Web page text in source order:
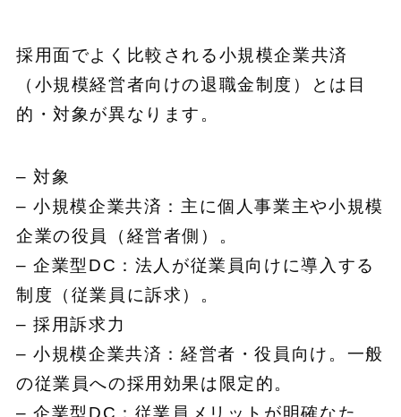
採用面でよく比較される小規模企業共済
（小規模経営者向けの退職金制度）とは目
的・対象が異なります。
– 対象
– 小規模企業共済：主に個人事業主や小規模
企業の役員（経営者側）。
– 企業型DC：法人が従業員向けに導入する
制度（従業員に訴求）。
– 採用訴求力
– 小規模企業共済：経営者・役員向け。一般
の従業員への採用効果は限定的。